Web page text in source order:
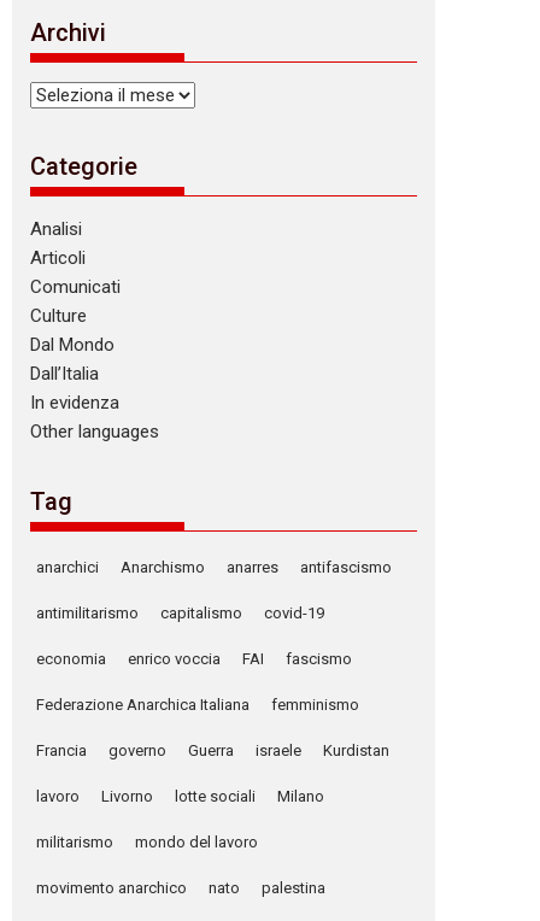
c
e
Archivi
Archivi
Categorie
Analisi
Articoli
Comunicati
Culture
Dal Mondo
Dall’Italia
In evidenza
Other languages
Tag
anarchici Anarchismo anarres antifascismo
antimilitarismo capitalismo covid-19
economia enrico voccia FAI fascismo
Federazione Anarchica Italiana femminismo
Francia governo Guerra israele Kurdistan
lavoro Livorno lotte sociali Milano
militarismo mondo del lavoro
movimento anarchico nato palestina